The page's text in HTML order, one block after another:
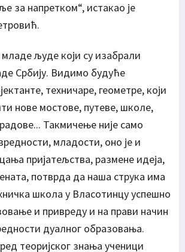
за напретком“, истакао је
људе који су изабрали
Србију. Видимо будуће
техничаре, геометре, који
нове мостове, путеве, школе,
Такмичење није само
младости, оно је и
пријатељства, размене идеја,
потврда да наша струка има
школа у Власотинцу успешно
и привреду и на прави начин
дуалног образовања.
теоријског знања ученици